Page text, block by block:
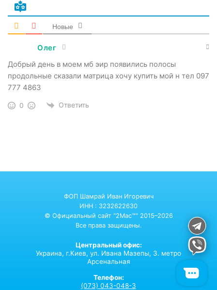
Новые
Олег
Добрый день в моем мб эир появились полосы
продольные сказали матрица хочу купить мой н тел 097
777 4863
0 Ответить
ФОП Шамрай Иван Игоревич
ИНН : 3232622630
© Официальный сайт "2Mac™" 2015–2026
Все права защищены.
Центральный офис:
Украина, г.Киев, ул. Ивана Мазепы, 3. метро
Арсенальная
Телефон:
(073) 043-048-3